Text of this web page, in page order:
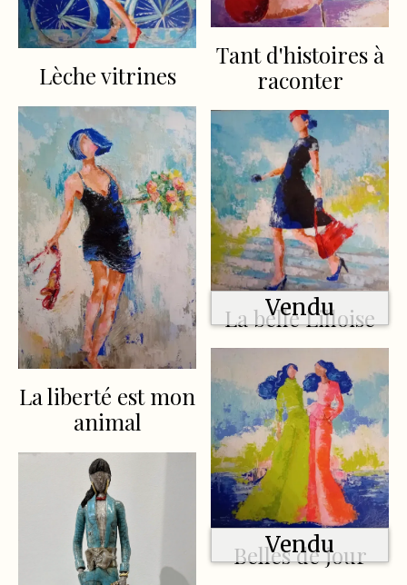
Tant d'histoires à
raconter
Lèche vitrines
La liberté est mon
animal
Vendu
La belle Lilloise
Vendu
Belles de jour